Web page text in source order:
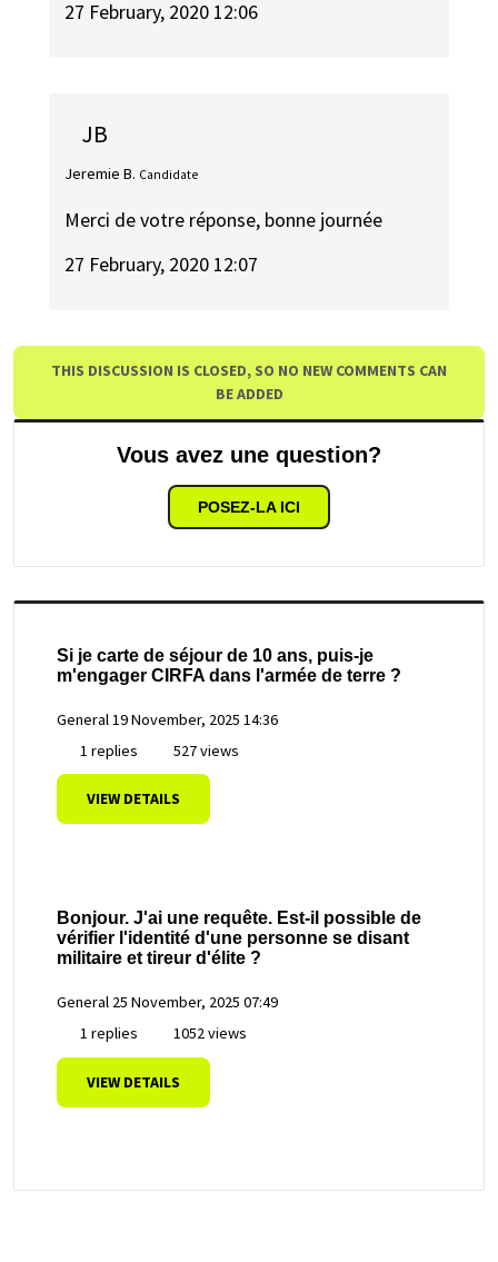
27 February, 2020 12:06
JB
Jeremie B. Candidate
Merci de votre réponse, bonne journée
27 February, 2020 12:07
THIS DISCUSSION IS CLOSED, SO NO NEW COMMENTS CAN
BE ADDED
Vous avez une question?
POSEZ-LA ICI
Si je carte de séjour de 10 ans, puis-je
m'engager CIRFA dans l'armée de terre ?
General19 November, 2025 14:36
1 replies
527 views
VIEW DETAILS
Bonjour. J'ai une requête. Est-il possible de
vérifier l'identité d'une personne se disant
militaire et tireur d'élite ?
General 25 November, 2025 07:49
1 replies
1052 views
VIEW DETAILS